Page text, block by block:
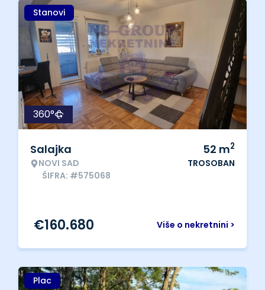
Stanovi
360°
Salajka
NOVI SAD
ŠIFRA: #575068
52 m2
TROSOBAN
Više o nekretnini >
€160.680
Plac